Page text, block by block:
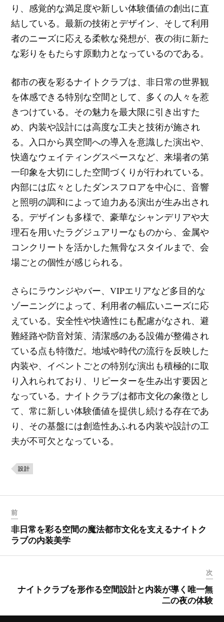
り、感覚的な満足度や新しい体験価値の創出に直
結している。最新の技術とデザイン、そして利用
者のニーズに応える柔軟な発想が、夜の街に新た
な彩りをもたらす原動力となっているのである。
都市の夜を彩るナイトクラブは、非日常の世界観
を体感できる特別な空間として、多くの人々を惹
きつけている。その魅力を最大限に引き出すた
め、内装や設計には高度な工夫と技術が施され
る。入口から異空間への導入を意識した演出や、
快適なウェイティングスペースなど、来場者の第
一印象を大切にした空間づくりが行われている。
内部には広々としたダンスフロアを中心に、音響
と照明の調和によって迫力ある演出が生み出され
る。デザインも多様で、豪華なシャンデリアや大
理石を用いたラグジュアリーなものから、金属や
コンクリートを活かした無骨なスタイルまで、会
場ごとの個性が感じられる。
さらにラウンジやバー、VIPエリアなど多目的な
ゾーニングによって、利用者の幅広いニーズに応
えている。安全性や快適性にも配慮がなされ、避
難経路や防音対策、清潔感のある設備が整備され
ている点も特徴だ。地域や時代の流行を反映した
内装や、イベントごとの特別な演出も積極的に取
り入れられており、リピーターを生み出す要因と
なっている。ナイトクラブは都市文化の象徴とし
て、常に新しい体験価値を提供し続ける存在であ
り、その基盤には創造性あふれる内装や設計の工
夫が不可欠となっている。
設計
前
非日常を彩る空間の魔法都市文化を支えるナイトク
ラブの内装美学
次
ナイトクラブを形作る空間設計と内装が導く唯一無
二の夜の体験